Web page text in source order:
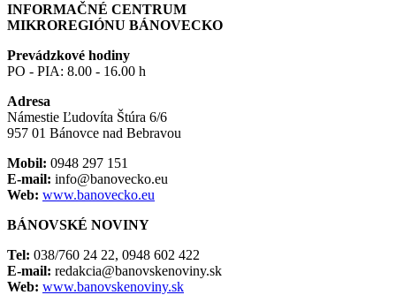
INFORMAČNÉ CENTRUM
MIKROREGIÓNU BÁNOVECKO
Prevádzkové hodiny
PO - PIA: 8.00 - 16.00 h
Adresa
Námestie Ľudovíta Štúra 6/6
957 01 Bánovce nad Bebravou
Mobil: 0948 297 151
E-mail: info@banovecko.eu
Web: www.banovecko.eu
BÁNOVSKÉ NOVINY
Tel: 038/760 24 22, 0948 602 422
E-mail: redakcia@banovskenoviny.sk
Web: www.banovskenoviny.sk